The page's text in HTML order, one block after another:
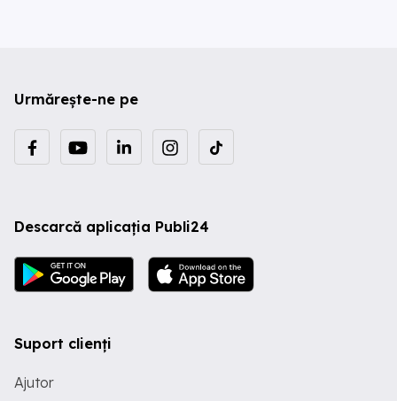
Urmărește-ne pe
Descarcă aplicația Publi24
Suport clienți
Ajutor